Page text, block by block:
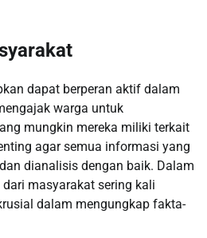
dapat berperan aktif dalam
warga untuk
mungkin mereka miliki terkait
agar semua informasi yang
dianalisis dengan baik. Dalam
masyarakat sering kali
dalam mengungkap fakta-